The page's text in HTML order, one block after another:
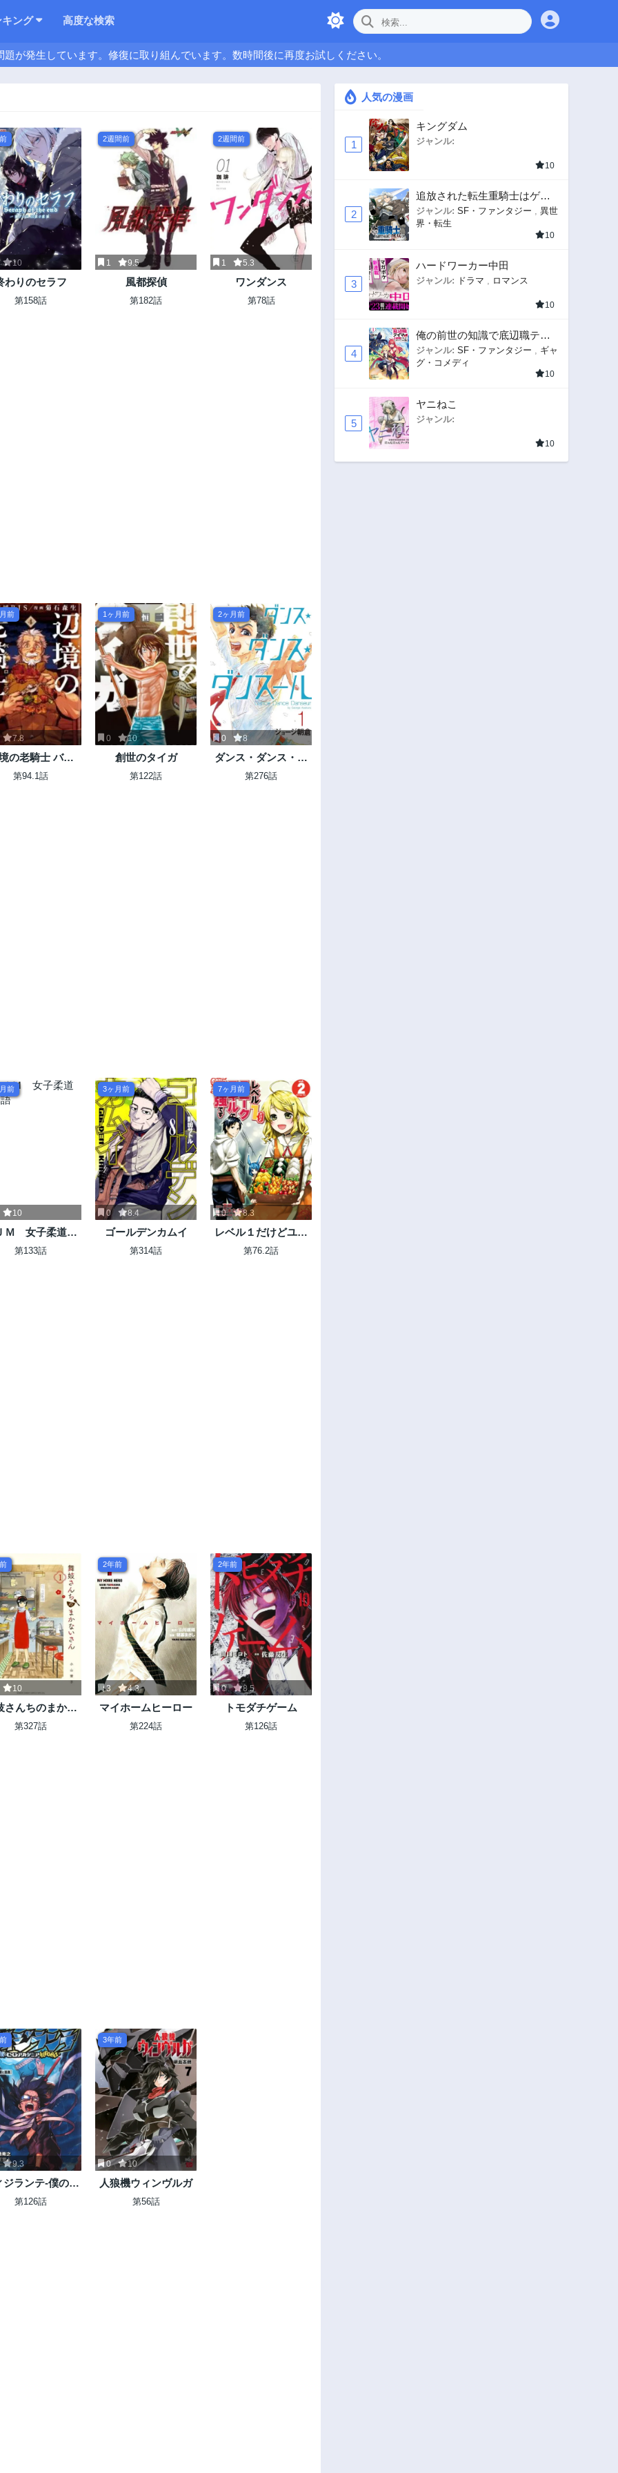
キング 高度な検索
題が発生しています。修復に取り組んでいます。数時間後に再度お試しください。
10
わりのセラフ
第158話
2週間前
1 9.5
風都探偵
第182話
2週間前
1 5.3
ワンダンス
第78話
前
7.8
の老騎士 バル
ド・ローエン
第94.1話
1ヶ月前
0 10
創世のタイガ
第122話
2ヶ月前
0 8
ダンス・ダンス・ダ
ンスール
第276話
前
10
Ｍ 女子柔道部
物語
第133話
3ヶ月前
0 8.4
ゴールデンカムイ
第314話
7ヶ月前
0 8.3
レベル１だけどユニ
ークスキルで最強で
第76.2話
10
さんちのまかな
いさん
第327話
2年前
3 4.3
マイホームヒーロー
第224話
2年前
0 8.5
トモダチゲーム
第126話
9.3
ジランテ-僕のヒ
ローアカデミア
第126話
3年前
0 10
人狼機ウィンヴルガ
第56話
人気の漫画
1
キングダム
ジャンル:
10
2
追放された転生重騎士はゲー
ム知識で無双する
ジャンル: SF・ファンタジー
異世
界・転生
10
3
ハードワーカー中田
ジャンル: ドラマ ロマンス
10
4
俺の前世の知識で底辺職テイ
マーが上級職になってしまい
そうな件
ジャンル: SF・ファンタジー
ギャ
グ・コメディ
10
5
ヤニねこ
ジャンル:
10